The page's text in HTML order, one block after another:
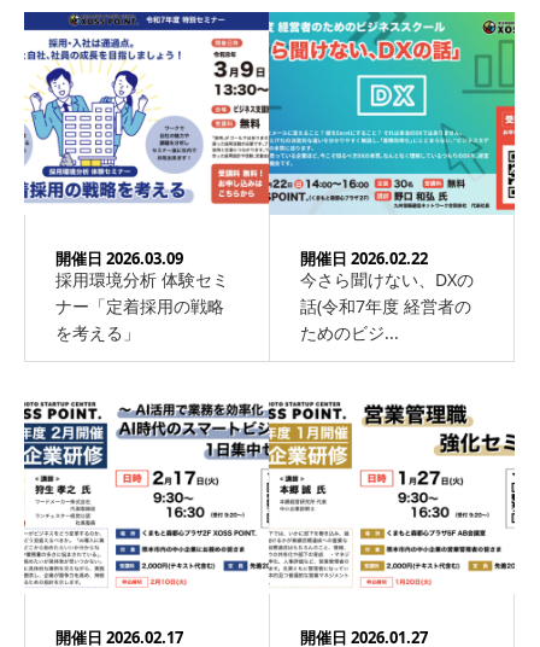
開催日 2026.03.09
採用環境分析 体験セミ
ナー「定着採用の戦略
を考える」
開催日 2026.02.22
今さら聞けない、DXの
話(令和7年度 経営者の
ためのビジ...
開催日 2026.02.17 開催日 2026.01.27